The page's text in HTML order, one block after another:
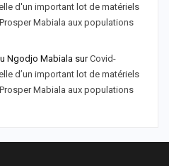
d'un important lot de matériels
Mabiala aux populations
Ngodjo Mabiala surCovid-
d’un important lot de matériels
Mabiala aux populations